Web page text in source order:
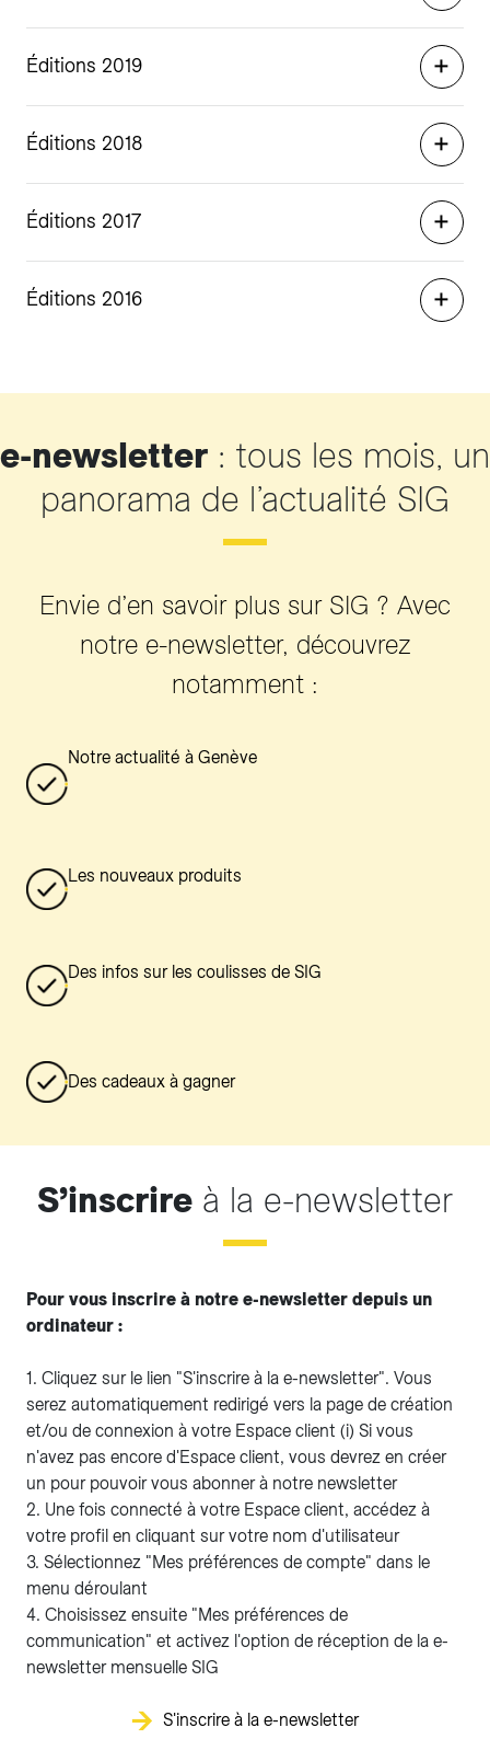
Éditions 2019
Éditions 2018
Éditions 2017
Éditions 2016
e-newsletter : tous les mois, un
panorama de l’actualité SIG
Envie d’en savoir plus sur SIG ? Avec
notre e-newsletter, découvrez
notamment :
Notre actualité à Genève
Les nouveaux produits
Des infos sur les coulisses de SIG
Des cadeaux à gagner
S’inscrire à la e-newsletter
Pour vous inscrire à notre e-newsletter depuis un
ordinateur :
1. Cliquez sur le lien "S'inscrire à la e-newsletter". Vous
serez automatiquement redirigé vers la page de création
et/ou de connexion à votre Espace client (i) Si vous
n'avez pas encore d'Espace client, vous devrez en créer
un pour pouvoir vous abonner à notre newsletter
2. Une fois connecté à votre Espace client, accédez à
votre profil en cliquant sur votre nom d'utilisateur
3. Sélectionnez "Mes préférences de compte" dans le
menu déroulant
4. Choisissez ensuite "Mes préférences de
communication" et activez l'option de réception de la e-
newsletter mensuelle SIG
S'inscrire à la e-newsletter